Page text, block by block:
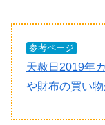
参考ページ
天赦日2019年
や財布の買い